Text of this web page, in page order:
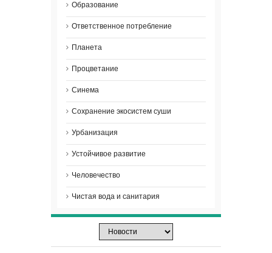
Образование
Ответственное потребление
Планета
Процветание
Синема
Сохранение экосистем суши
Урбанизация
Устойчивое развитие
Человечество
Чистая вода и санитария